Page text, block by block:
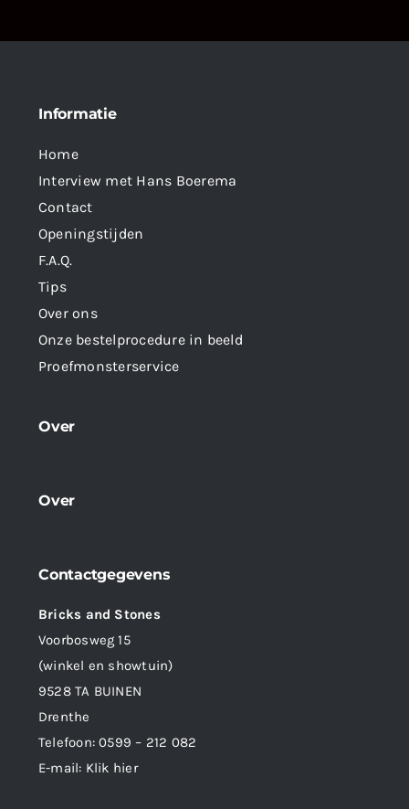
Informatie
Home
Interview met Hans Boerema
Contact
Openingstijden
F.A.Q.
Tips
Over ons
Onze bestelprocedure in beeld
Proefmonsterservice
Over
Over
Contactgegevens
Bricks and Stones
Voorbosweg 15
(winkel en showtuin)
9528 TA BUINEN
Drenthe
Telefoon:0599 – 212 082
E-mail: Klik hier